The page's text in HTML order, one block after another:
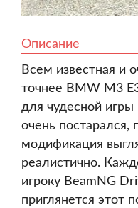
Описание
Всем известная и
точнее BMW M3
для чудесной
очень постарался,
модификация
реалистично.
игроку BeamNG
приглянется этот